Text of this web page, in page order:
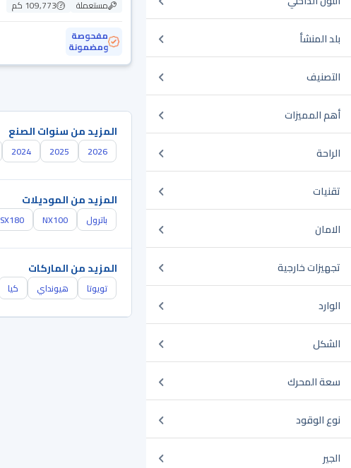
بلد المنشأ
التصنيف
أهم المميزات
الراحة
تقنيات
الامان
تجهيزات خارجية
الوارد
الشكل
سعة المحرك
نوع الوقود
الجير
مستعملة
109,773 كم
مفحوصة
ومضمونة
المزيد من سنوات الصنع
2026
2025
2024
المزيد من الموديلات
باترول NX100
SX180
المزيد من الماركات
تويوتا هيونداي كيا